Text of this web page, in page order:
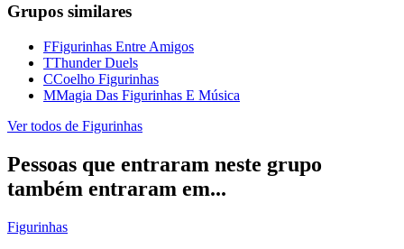
Grupos similares
FFigurinhas Entre Amigos
TThunder Duels
CCoelho Figurinhas
MMagia Das Figurinhas E Música
Ver todos de Figurinhas
Pessoas que entraram neste grupo
também entraram em...
Figurinhas